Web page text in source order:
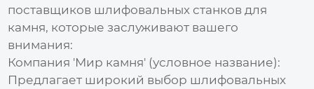
поставщиков шлифовальных станков для
камня, которые заслуживают вашего
внимания:
Компания 'Мир камня' (условное название):
Предлагает широкий выбор шлифовальных